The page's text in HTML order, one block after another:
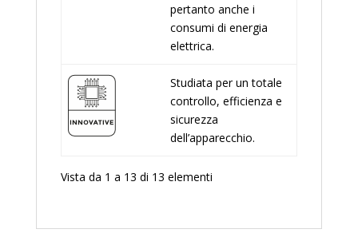
pertanto anche i
consumi di energia
elettrica.
Studiata per un totale
controllo, efficienza e
sicurezza
dell’apparecchio.
Vista da 1 a 13 di 13 elementi